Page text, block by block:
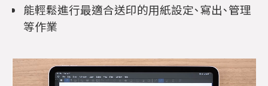
能輕鬆進行最適合送印的用紙設定、寫出、管理
等作業